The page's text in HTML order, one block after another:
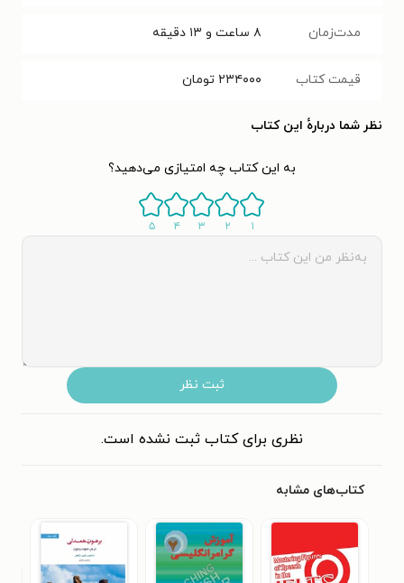
مدت‌زمان ۸ ساعت و ۱۳ دقیقه
قیمت کتاب ۲۳۴۰۰۰ تومان
نظر شما دربارهٔ این کتاب
به این کتاب چه امتیازی می‌دهید؟
۱ ۲ ۳ ۴ ۵
ثبت نظر
نظری برای کتاب ثبت نشده است.
کتاب‌های مشابه